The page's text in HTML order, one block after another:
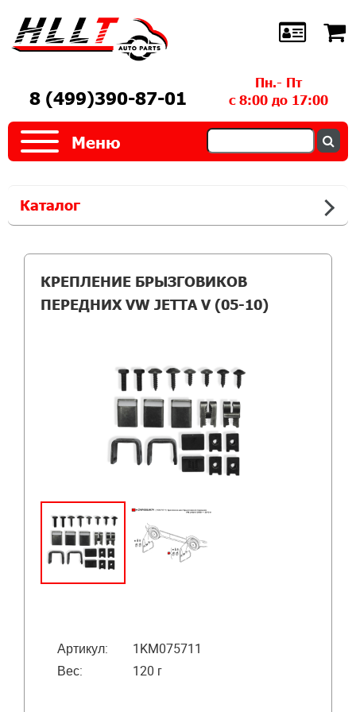
8 (499)390-87-01
Пн.- Пт
с 8:00 до 17:00
Меню
Каталог
КРЕПЛЕНИЕ БРЫЗГОВИКОВ
ПЕРЕДНИХ VW JETTA V (05-10)
Артикул:
1KM075711
Вес:
120 г